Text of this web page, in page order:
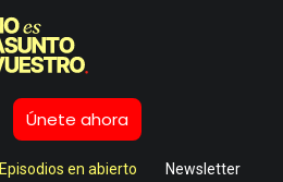
Únete ahora
Episodios en abierto Newsletter